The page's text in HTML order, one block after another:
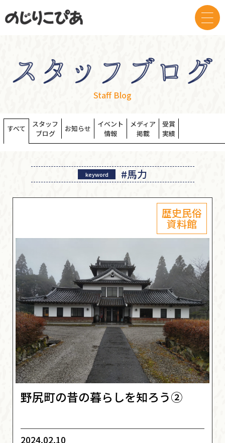
Staff Blog
すべて
スタッフ
ブログ
お知らせ
イベント
情報
メディア
掲載
受賞
実績
keyword #馬力
歴史民俗
資料館
野尻町の昔の暮らしを知ろう②
2024.02.10